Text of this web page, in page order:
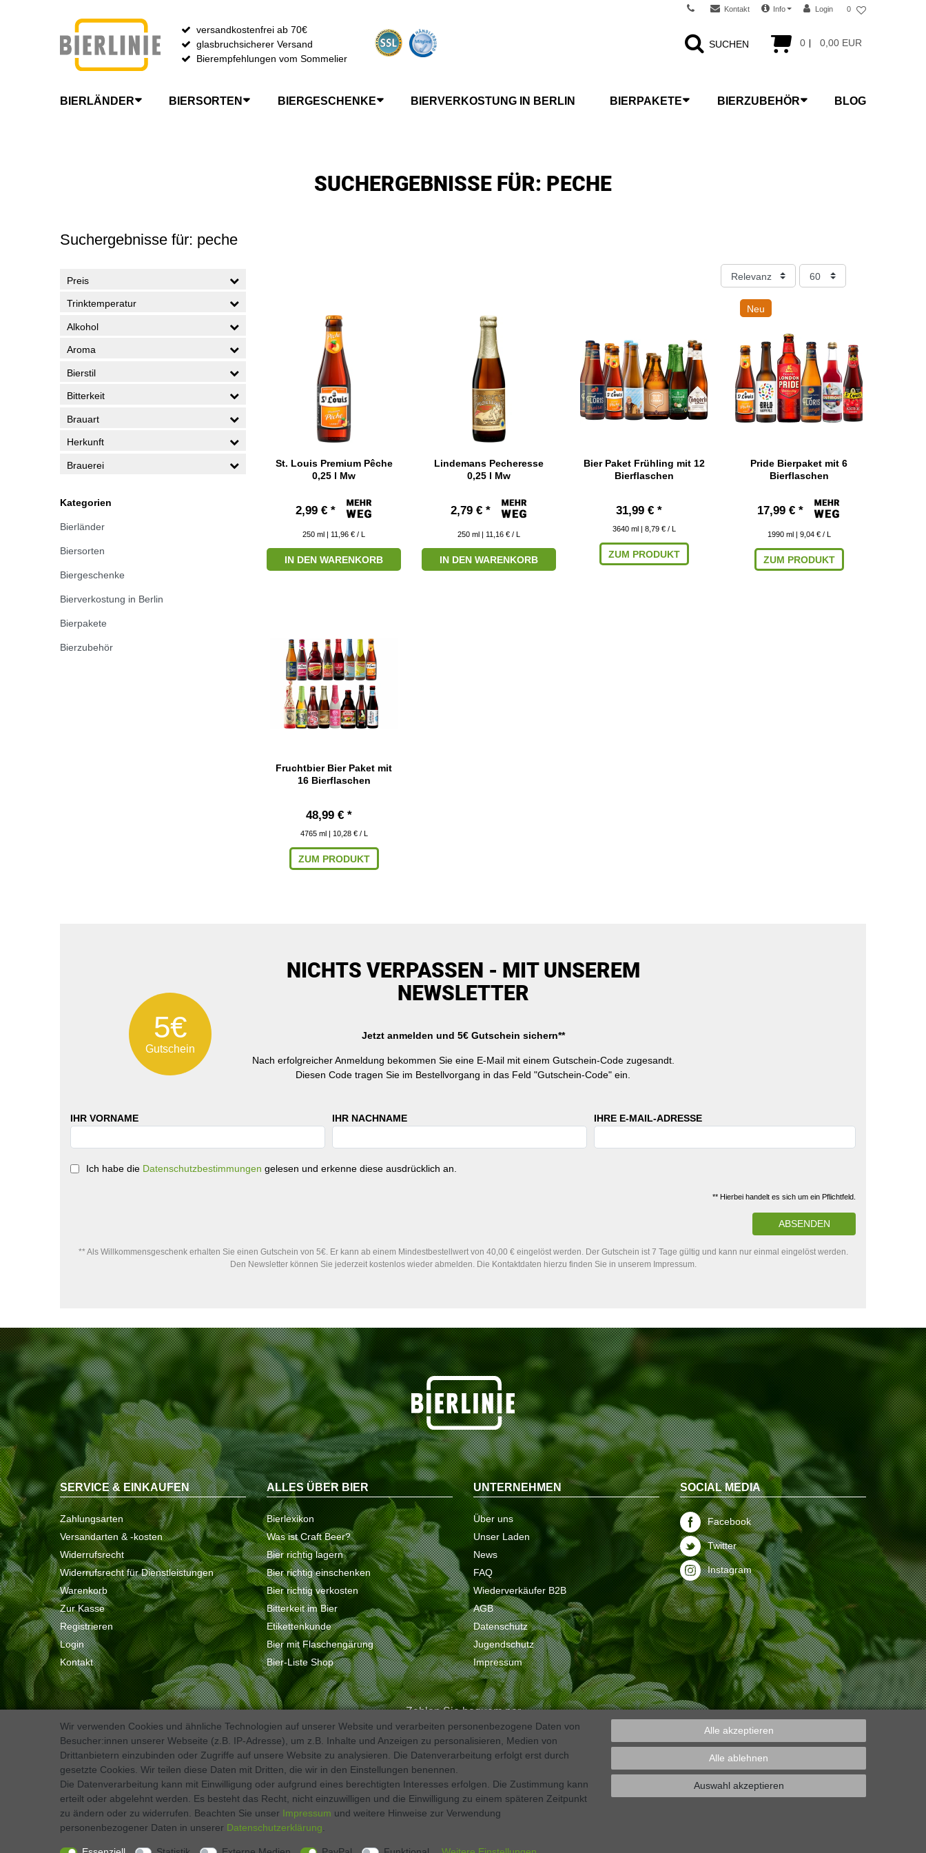
Kontakt Info Login 0
0 0,00 EUR
versandkostenfrei ab 70€
glasbruchsicherer Versand
Bierempfehlungen vom Sommelier
SUCHEN
BIERLÄNDER BIERSORTEN BIERGESCHENKE BIERVERKOSTUNG IN BERLIN BIERPAKETE BIERZUBEHÖR BLOG
SUCHERGEBNISSE FÜR: PECHE
Suchergebnisse für: peche
Preis
Trinktemperatur
Alkohol
Aroma
Bierstil
Bitterkeit
Brauart
Herkunft
Brauerei
Kategorien
Bierländer
Biersorten
Biergeschenke
Bierverkostung in Berlin
Bierpakete
Bierzubehör
St. Louis Premium Pêche
0,25 l Mw
2,99 € *
250 ml | 11,96 € / L
IN DEN WARENKORB
Lindemans Pecheresse
0,25 l Mw
2,79 € *
250 ml | 11,16 € / L
IN DEN WARENKORB
Bier Paket Frühling mit 12
Bierflaschen
31,99 € *
3640 ml | 8,79 € / L
ZUM PRODUKT
Neu
Pride Bierpaket mit 6
Bierflaschen
17,99 € *
1990 ml | 9,04 € / L
ZUM PRODUKT
Fruchtbier Bier Paket mit
16 Bierflaschen
48,99 € *
4765 ml | 10,28 € / L
ZUM PRODUKT
5€
Gutschein
NICHTS VERPASSEN - MIT UNSEREM
NEWSLETTER
Jetzt anmelden und 5€ Gutschein sichern**
Nach erfolgreicher Anmeldung bekommen Sie eine E-Mail mit einem Gutschein-Code zugesandt.
Diesen Code tragen Sie im Bestellvorgang in das Feld "Gutschein-Code" ein.
IHR VORNAME IHR NACHNAME IHRE E-MAIL-ADRESSE
Ich habe die Datenschutzbestimmungen gelesen und erkenne diese ausdrücklich an.
** Hierbei handelt es sich um ein Pflichtfeld.
ABSENDEN
** Als Willkommensgeschenk erhalten Sie einen Gutschein von 5€. Er kann ab einem Mindestbestellwert von 40,00 € eingelöst werden. Der Gutschein ist 7 Tage gültig und kann nur einmal eingelöst werden.
Den Newsletter können Sie jederzeit kostenlos wieder abmelden. Die Kontaktdaten hierzu finden Sie in unserem Impressum.
SERVICE & EINKAUFEN
Zahlungsarten
Versandarten & -kosten
Widerrufsrecht
Widerrufsrecht für Dienstleistungen
Warenkorb
Zur Kasse
Registrieren
Login
Kontakt
ALLES ÜBER BIER
Bierlexikon
Was ist Craft Beer?
Bier richtig lagern
Bier richtig einschenken
Bier richtig verkosten
Bitterkeit im Bier
Etikettenkunde
Bier mit Flaschengärung
Bier-Liste Shop
UNTERNEHMEN
Über uns
Unser Laden
News
FAQ
Wiederverkäufer B2B
AGB
Datenschutz
Jugendschutz
Impressum
SOCIAL MEDIA
Facebook
Twitter
Instagram
VERTRAG WIDERRUFEN
Zahlen Sie bequem per
* Preise verstehen sich inkl. MwSt., zzgl. Pfand, zzgl. Versand
Wir verwenden Cookies und ähnliche Technologien auf unserer Website und verarbeiten personenbezogene Daten von
Besucher:innen unserer Webseite (z.B. IP-Adresse), um z.B. Inhalte und Anzeigen zu personalisieren, Medien von
Drittanbietern einzubinden oder Zugriffe auf unsere Website zu analysieren. Die Datenverarbeitung erfolgt erst durch
gesetzte Cookies. Wir teilen diese Daten mit Dritten, die wir in den Einstellungen benennen.
Die Datenverarbeitung kann mit Einwilligung oder aufgrund eines berechtigten Interesses erfolgen. Die Zustimmung kann
erteilt oder abgelehnt werden. Es besteht das Recht, nicht einzuwilligen und die Einwilligung zu einem späteren Zeitpunkt
zu ändern oder zu widerrufen. Beachten Sie unser Impressum und weitere Hinweise zur Verwendung
personenbezogener Daten in unserer Daten­schutz­erklärung
Alle akzeptieren
Alle ablehnen
Auswahl akzeptieren